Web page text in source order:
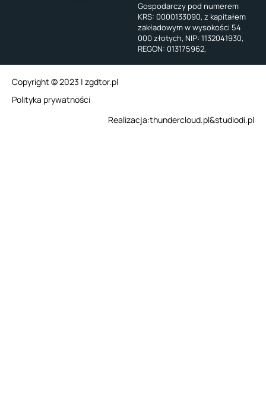
Gospodarczy pod numerem
KRS: 0000133090, z kapitałem
zakładowym w wysokości 54
000 złotych, NIP: 1132041930,
REGON: 013175962,
Copyright © 2023 | zgdtor.pl
Polityka prywatności
studiodi.pl
&
thundercloud.pl
Realizacja: